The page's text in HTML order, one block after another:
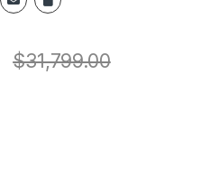
$31,799.00